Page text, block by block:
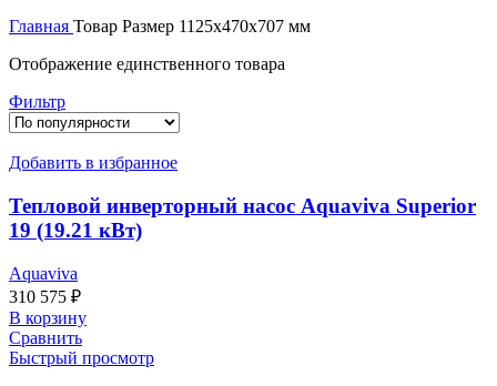
Главная Товар Размер 1125x470x707 мм
Отображение единственного товара
Фильтр
Добавить в избранное
Тепловой инверторный насос Aquaviva Superior
19 (19.21 кВт)
Aquaviva
310 575 ₽
В корзину
Сравнить
Быстрый просмотр